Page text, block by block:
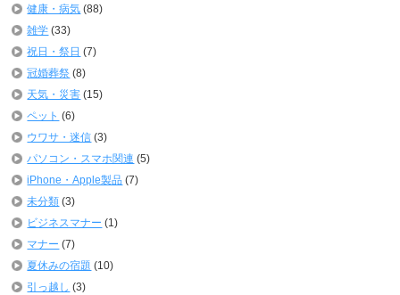
健康・病気 (88)
雑学 (33)
祝日・祭日 (7)
冠婚葬祭 (8)
天気・災害 (15)
ペット (6)
ウワサ・迷信 (3)
パソコン・スマホ関連 (5)
iPhone・Apple製品 (7)
未分類 (3)
ビジネスマナー (1)
マナー (7)
夏休みの宿題 (10)
引っ越し (3)